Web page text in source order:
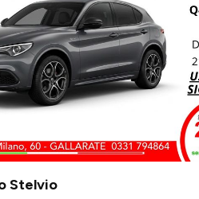
Stelvio